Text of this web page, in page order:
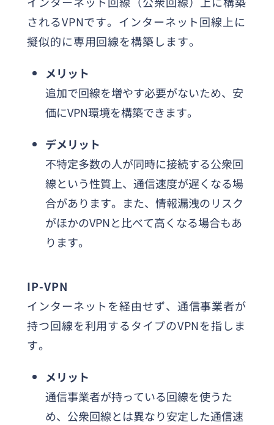
されるVPNです。インターネット回線上に
擬似的に専用回線を構築します。
メリット
追加で回線を増やす必要がないため、安
価にVPN環境を構築できます。
デメリット
不特定多数の人が同時に接続する公衆回
線という性質上、通信速度が遅くなる場
合があります。また、情報漏洩のリスク
がほかのVPNと比べて高くなる場合もあ
ります。
IP-VPN
インターネットを経由せず、通信事業者が
持つ回線を利用するタイプのVPNを指しま
す。
メリット
通信事業者が持っている回線を使うた
め、公衆回線とは異なり安定した通信速